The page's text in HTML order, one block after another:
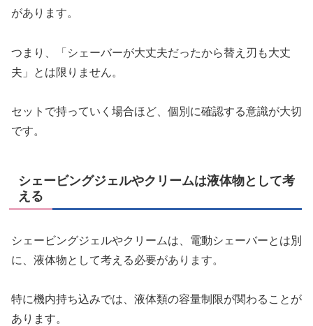
があります。
つまり、「シェーバーが大丈夫だったから替え刃も大丈
夫」とは限りません。
セットで持っていく場合ほど、個別に確認する意識が大切
です。
シェービングジェルやクリームは液体物として考
える
シェービングジェルやクリームは、電動シェーバーとは別
に、液体物として考える必要があります。
特に機内持ち込みでは、液体類の容量制限が関わることが
あります。